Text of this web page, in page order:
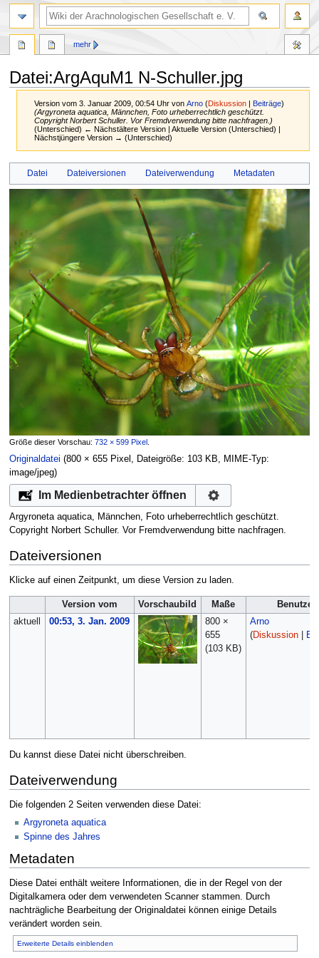
Datei:ArgAquM1 N-Schuller.jpg
Version vom 3. Januar 2009, 00:54 Uhr vonArno (Diskussion |Beiträge)
(Argyroneta aquatica, Männchen, Foto urheberrechtlich geschützt.
Copyright Norbert Schuller. Vor Fremdverwendung bitte nachfragen.)
(Unterschied) ← Nächstältere Version | Aktuelle Version (Unterschied) |
Nächstjüngere Version → (Unterschied)
Navigation
springen
Suche
springen
Datei Dateiversionen Dateiverwendung Metadaten
Größe dieser Vorschau: 732 × 599 Pixel.
Originaldatei (800 × 655 Pixel, Dateigröße: 103 KB, MIME-Typ:
image/jpeg)
Im Medienbetrachter öffnen
Argyroneta aquatica, Männchen, Foto urheberrechtlich geschützt.
Copyright Norbert Schuller. Vor Fremdverwendung bitte nachfragen.
Dateiversionen
Klicke auf einen Zeitpunkt, um diese Version zu laden.
Version vom Vorschaubild Maße
Benutzer
aktuell
00:53, 3. Jan. 2009
800 ×
655
(103 KB)
Arno
(Diskussion|
Du kannst diese Datei nicht überschreiben.
Dateiverwendung
Die folgenden 2 Seiten verwenden diese Datei:
Argyroneta aquatica
Spinne des Jahres
Metadaten
Diese Datei enthält weitere Informationen, die in der Regel von der
Digitalkamera oder dem verwendeten Scanner stammen. Durch
nachträgliche Bearbeitung der Originaldatei können einige Details
verändert worden sein.
Erweiterte Details einblenden
mehr